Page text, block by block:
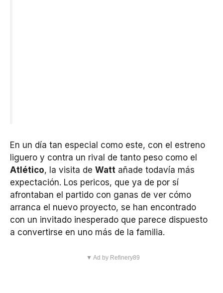
En un día tan especial como este, con el estreno
liguero y contra un rival de tanto peso como el
Atlético, la visita de Watt añade todavía más
expectación. Los pericos, que ya de por sí
afrontaban el partido con ganas de ver cómo
arranca el nuevo proyecto, se han encontrado
con un invitado inesperado que parece dispuesto
a convertirse en uno más de la familia.
▼ Ad by Refinery89